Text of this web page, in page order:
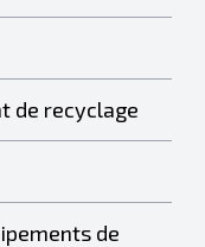
de recyclage
de